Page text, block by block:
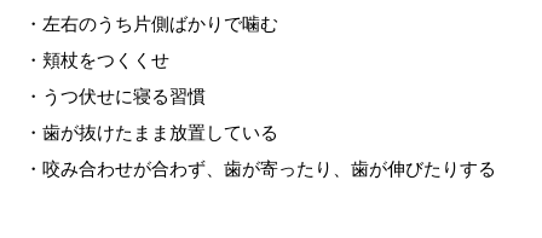
・左右のうち片側ばかりで噛む
・頬杖をつくくせ
・うつ伏せに寝る習慣
・歯が抜けたまま放置している
・咬み合わせが合わず、歯が寄ったり、歯が伸びたりする